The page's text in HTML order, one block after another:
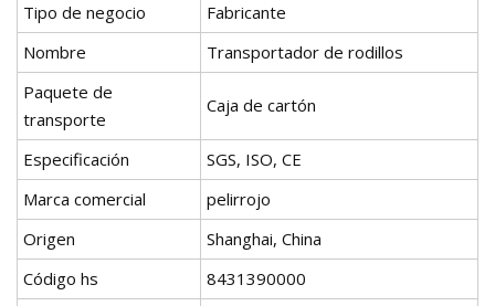
Tipo de negocio
Fabricante
Nombre
Transportador de rodillos
Paquete de
transporte
Caja de cartón
Especificación
SGS, ISO, CE
Marca comercial
pelirrojo
Origen
Shanghai, China
Código hs
8431390000